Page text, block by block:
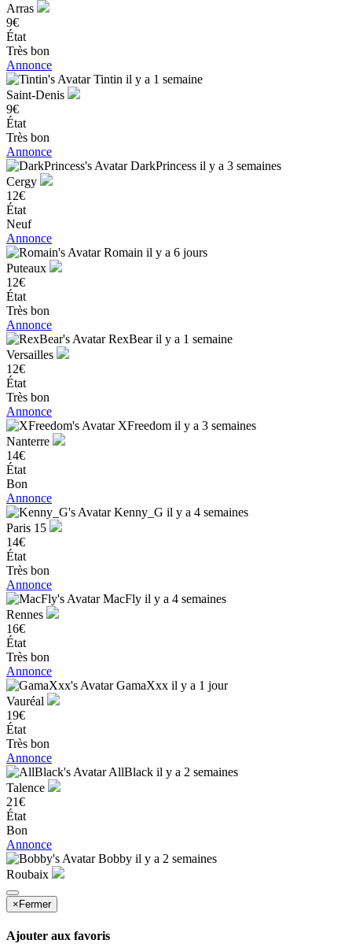
Arras
9€
État
Très bon
Annonce
Tintin il y a 1 semaine
Saint-Denis
9€
État
Très bon
Annonce
DarkPrincess il y a 3 semaines
Cergy
12€
État
Neuf
Annonce
Romain il y a 6 jours
Puteaux
12€
État
Très bon
Annonce
RexBearil y a 1 semaine
Versailles
12€
État
Très bon
Annonce
XFreedom il y a 3 semaines
Nanterre
14€
État
Bon
Annonce
Kenny_G il y a 4 semaines
Paris 15
14€
État
Très bon
Annonce
MacFly il y a 4 semaines
Rennes
16€
État
Très bon
Annonce
GamaXxx il y a 1 jour
Vauréal
19€
État
Très bon
Annonce
AllBlack il y a 2 semaines
Talence
21€
État
Bon
Annonce
Bobby il y a 2 semaines
Roubaix
× Fermer
Ajouter aux favoris